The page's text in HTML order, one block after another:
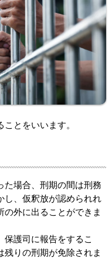
とをいいます。
た場合、刑期の間は刑務
し、仮釈放が認められれ
の外に出ることができま
護司に報告をするこ
残りの刑期が免除されま